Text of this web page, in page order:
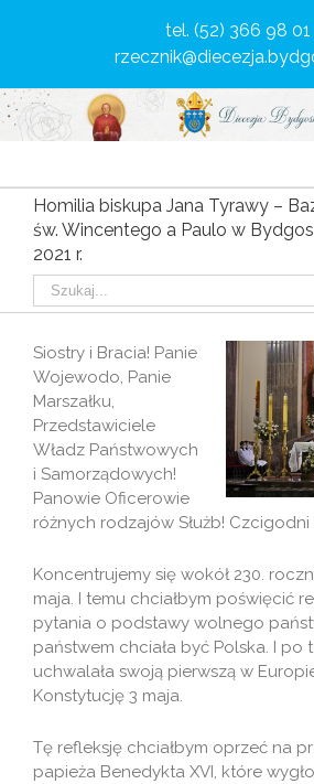
tel. (52) 366 98 01
Homilia biskupa Jana Tyrawy –
św. Wincentego a Paulo w
2021 r.
Siostry i Bracia! Panie
Wojewodo, Panie
Marszałku,
Przedstawiciele
Władz Państwowych
i Samorządowych!
Panowie Oficerowie
różnych rodzajów Służb! Czcigodni
Koncentrujemy się wokół 230.
maja. I temu chciałbym poświęcić
pytania o podstawy wolnego
państwem chciała być Polska. I po
uchwalała swoją pierwszą w
Konstytucję 3 maja.
Tę refleksję chciałbym oprzeć na
papieża Benedykta XVI, które